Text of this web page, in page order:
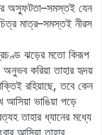
অস্ফুটতা–সমস্তই যেন
মাত্র–সমস্তই নীরস
প্রচণ্ড ঝড়ের মতো কিরূপ
করিয়া তাহার হৃদয়
রহিয়াছে, তবে কেন
আসিয়া ভাঙিয়া পড়ে
তাহার ধ্যানের মধ্যে
আসিয়া তাহার